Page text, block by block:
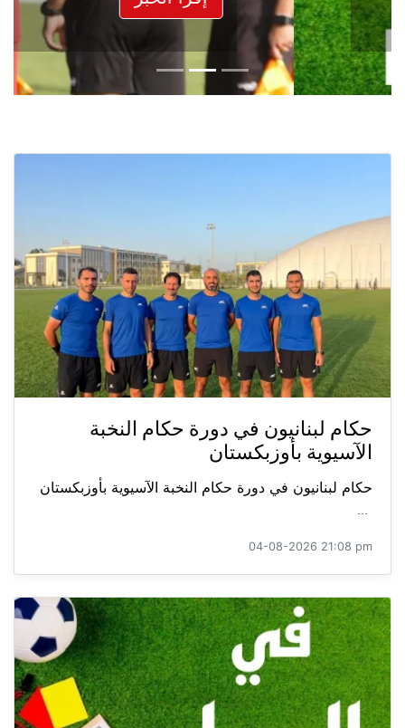
حكام لبنانيون في دورة حكام النخبة
الآسيوية بأوزبكستان
حكام لبنانيون في دورة حكام النخبة الآسيوية بأوزبكستان
...
04-08-2026 21:08 pm